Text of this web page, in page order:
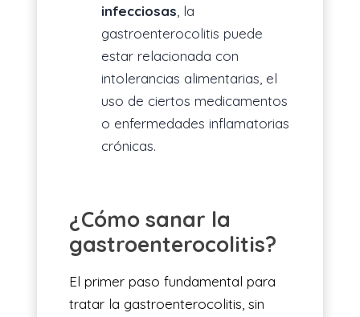
infecciosas, la
gastroenterocolitis puede
estar relacionada con
intolerancias alimentarias, el
uso de ciertos medicamentos
o enfermedades inflamatorias
crónicas.
¿Cómo sanar la
gastroenterocolitis?
El primer paso fundamental para
tratar la gastroenterocolitis, sin